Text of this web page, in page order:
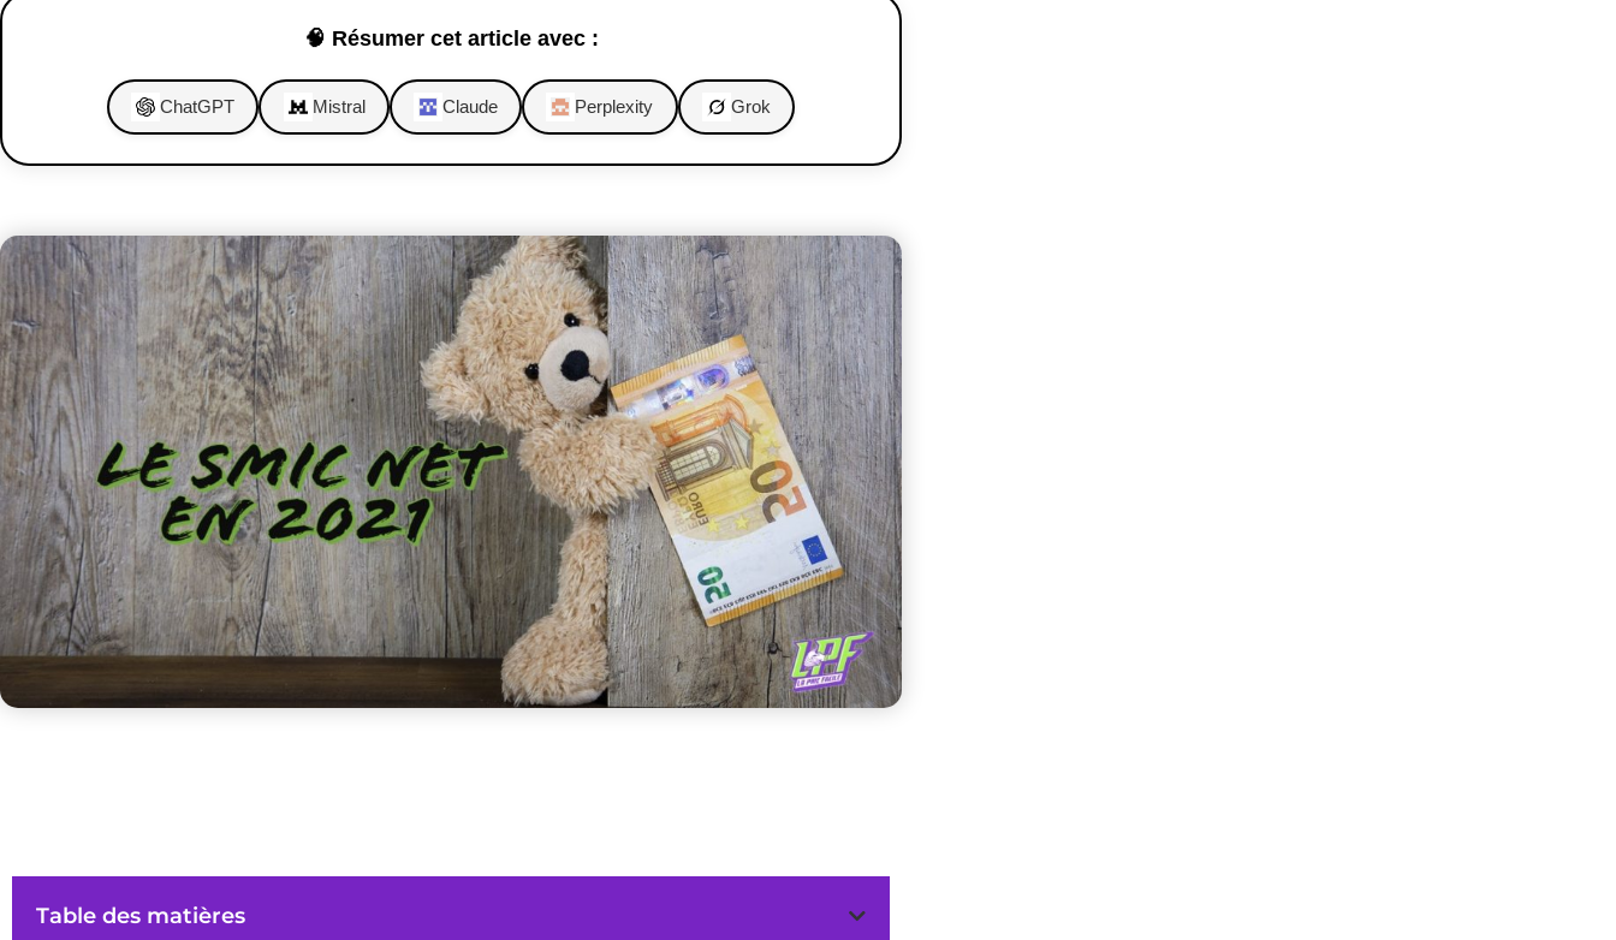
🧠 Résumer cet article avec :
ChatGPT Mistral Claude Perplexity Grok
Table des matières